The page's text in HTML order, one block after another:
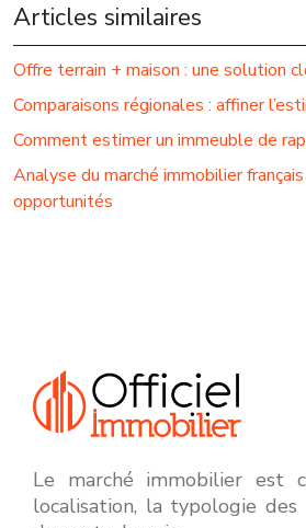
Articles similaires
Offre terrain + maison : une solution
Comparaisons régionales : affiner
Comment estimer un immeuble de
Analyse du marché immobilier
opportunités
Le marché immobilier est
localisation, la typologie